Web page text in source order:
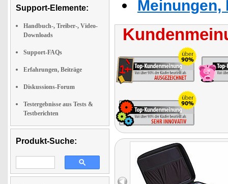
Support-Elemente:
Handbuch-, Treiber-, Video-
Downloads
Support-FAQs
Erfahrungen, Beiträge
Diskussions-Forum
Testergebnisse aus Tests &
Testberichten
Produkt-Suche: